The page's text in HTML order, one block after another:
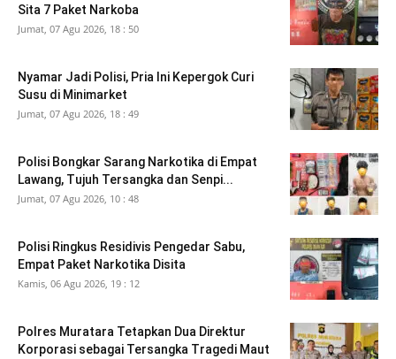
Sita 7 Paket Narkoba
Jumat, 07 Agu 2026, 18 : 50
Nyamar Jadi Polisi, Pria Ini Kepergok Curi
Susu di Minimarket
Jumat, 07 Agu 2026, 18 : 49
Polisi Bongkar Sarang Narkotika di Empat
Lawang, Tujuh Tersangka dan Senpi...
Jumat, 07 Agu 2026, 10 : 48
Polisi Ringkus Residivis Pengedar Sabu,
Empat Paket Narkotika Disita
Kamis, 06 Agu 2026, 19 : 12
Polres Muratara Tetapkan Dua Direktur
Korporasi sebagai Tersangka Tragedi Maut